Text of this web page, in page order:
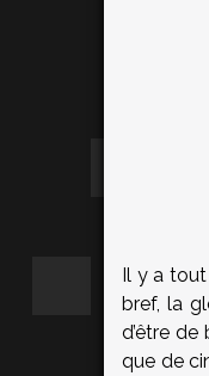
Il y a tout
bref, la
d’être
que de